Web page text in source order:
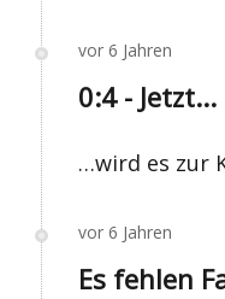
vor 6 Jahren
0:4 - Jetzt...
…wird es zur
vor 6 Jahren
Es fehlen